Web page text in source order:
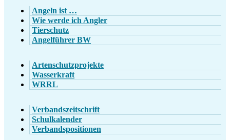
Angeln ist …
Wie werde ich Angler
Tierschutz
Angelführer BW
Artenschutzprojekte
Wasserkraft
WRRL
Verbandszeitschrift
Schulkalender
Verbandspositionen